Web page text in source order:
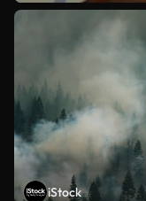
iStock